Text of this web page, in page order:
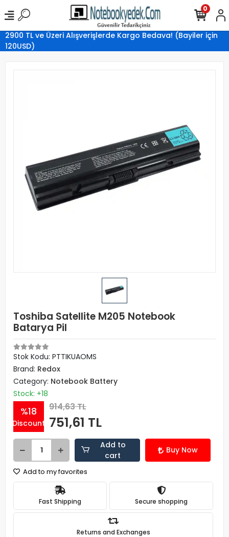
2900 TL ve Üzeri Alışverişlerde Kargo Bedava! (Bayiler için
120USD)
0
Toshiba Satellite M205 Notebook
Batarya Pil
Stok Kodu: PTTIKUAOMS
Brand: Redox
Category: Notebook Battery
Stock: +18
%18
Discount
914,63 TL
751,61 TL
Add to
cart
Buy Now
Add to my favorites
Fast Shipping Secure shopping
Returns and Exchanges